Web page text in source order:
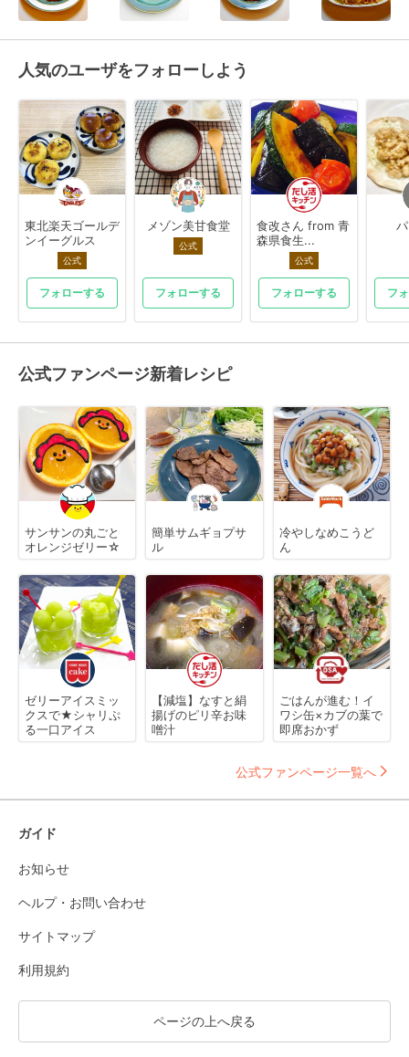
人気のユーザをフォローしよう
東北楽天ゴールデ
ンイーグルス
公式
フォローする
メゾン美甘食堂
公式
フォローする
食改さん from 青
森県食生...
公式
フォローする フ
公式ファンページ新着レシピ
サンサンの丸ごと
オレンジゼリー☆
簡単サムギョプサ
ル
冷やしなめこうど
ん
ゼリーアイスミッ
クスで★シャリぷ
る一口アイス
【減塩】なすと絹
揚げのピリ辛お味
噌汁
ごはんが進む！イ
ワシ缶×カブの葉で
即席おかず
公式ファンページ一覧へ
ガイド
お知らせ
ヘルプ・お問い合わせ
サイトマップ
利用規約
ページの上へ戻る